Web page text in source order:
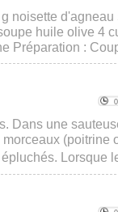
noisette
huile olive 4
Préparation :
Dans une
(poitrine
Lorsque